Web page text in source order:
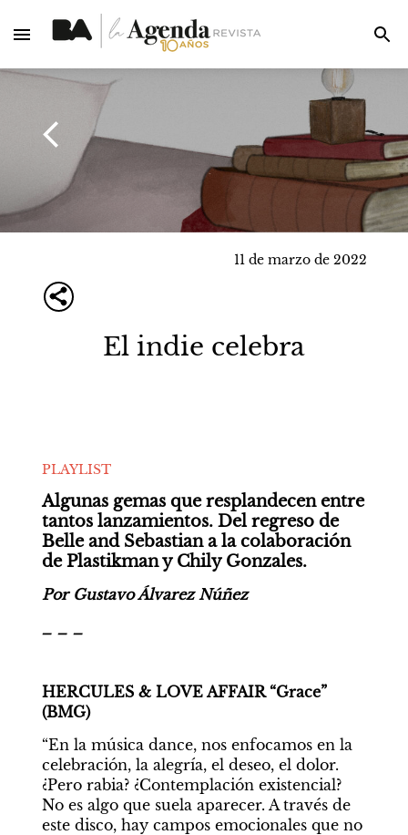
11 de marzo de 2022
El indie celebra
PLAYLIST
Algunas gemas que resplandecen entre
tantos lanzamientos. Del regreso de
Belle and Sebastian a la colaboración
de Plastikman y Chily Gonzales.
Por Gustavo Álvarez Núñez
HERCULES & LOVE AFFAIR “Grace”
(BMG)
“En la música dance, nos enfocamos en la
celebración, la alegría, el deseo, el dolor.
¿Pero rabia? ¿Contemplación existencial?
No es algo que suela aparecer. A través de
este disco, hay campos emocionales que no